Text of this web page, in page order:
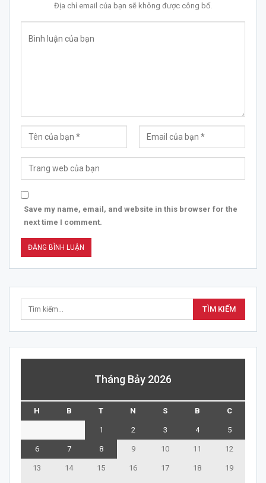
Địa chỉ email của bạn sẽ không được công bố.
Save my name, email, and website in this browser for the
next time I comment.
Tháng Bảy 2026
H B T N S B C
1 2 3 4 5
6 7 8 9 10 11 12
13 14 15 16 17 18 19